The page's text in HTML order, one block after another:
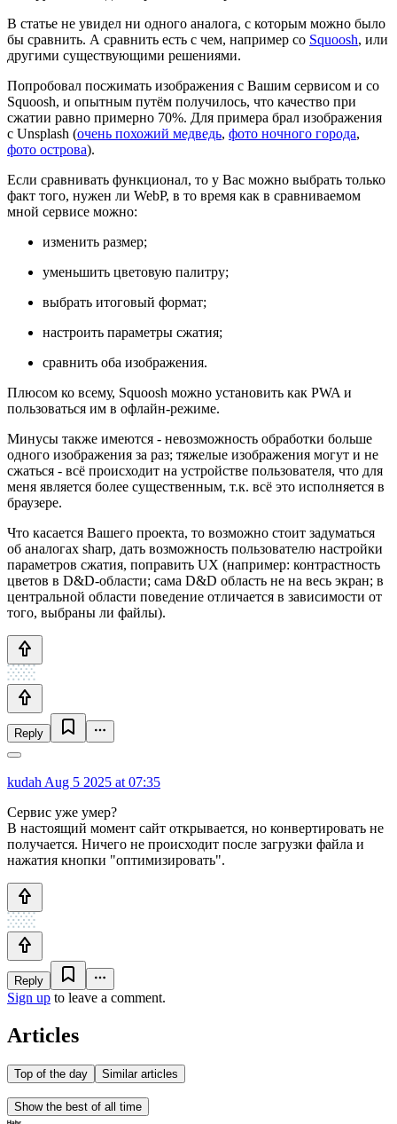
В статье не увидел ни одного аналога, с которым можно было
бы сравнить. А сравнить есть с чем, например со Squoosh, или
другими существующими решениями.
Попробовал посжимать изображения с Вашим сервисом и со
Squoosh, и опытным путём получилось, что качество при
сжатии равно примерно 70%. Для примера брал изображения
с Unsplash (очень похожий медведь, фото ночного города,
фото острова).
Если сравнивать функционал, то у Вас можно выбрать только
факт того, нужен ли WebP, в то время как в сравниваемом
мной сервисе можно:
изменить размер;
уменьшить цветовую палитру;
выбрать итоговый формат;
настроить параметры сжатия;
сравнить оба изображения.
Плюсом ко всему, Squoosh можно установить как PWA и
пользоваться им в офлайн-режиме.
Минусы также имеются - невозможность обработки больше
одного изображения за раз; тяжелые изображения могут и не
сжаться - всё происходит на устройстве пользователя, что для
меня является более существенным, т.к. всё это исполняется в
браузере.
Что касается Вашего проекта, то возможно стоит задуматься
об аналогах sharp, дать возможность пользователю настройки
параметров сжатия, поправить UX (например: контрастность
цветов в D&D-области; сама D&D область не на весь экран; в
центральной области поведение отличается в зависимости от
того, выбраны ли файлы).
Reply
kudah Aug 5 2025 at 07:35
Сервис уже умер?
В настоящий момент сайт открывается, но конвертировать не
получается. Ничего не происходит после загрузки файла и
нажатия кнопки "оптимизировать".
Reply
Sign up to leave a comment.
Articles
Top of the day Similar articles
Show the best of all time